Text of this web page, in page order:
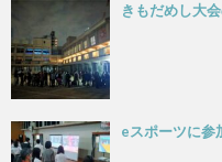
きもだめし大
eスポーツに参